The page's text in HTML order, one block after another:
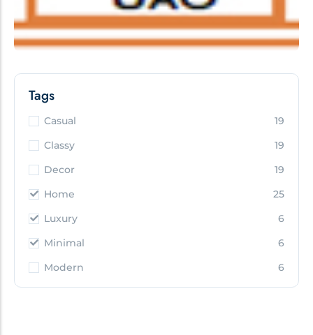
Tags
Casual
19
Classy
19
Decor
19
Home
25
Luxury
6
Minimal
6
Modern
6